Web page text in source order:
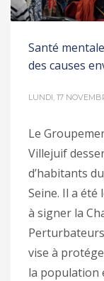
Santé
des causes
LUNDI, 17
Le
Villejuif
d’habitants
Seine. Il a
à signer la
vise à
la population